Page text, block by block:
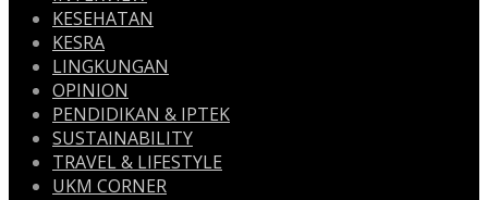
KESEHATAN
KESRA
LINGKUNGAN
OPINION
PENDIDIKAN & IPTEK
SUSTAINABILITY
TRAVEL & LIFESTYLE
UKM CORNER